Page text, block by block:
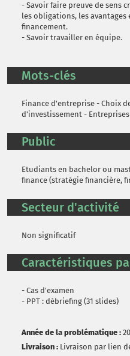
- Savoir faire preuve de sens
les obligations, les
financement.
- Savoir travailler en équipe.
Mots-clés
Finance d'entreprise - Choix
d'investissement -
Public
Etudiants en bachelor ou
finance (stratégie financière,
Secteur d'activité
Non significatif
Caractéristiques
- Cas d'examen
- PPT : débriefing (31 slides)
Année de la problématique :
Livraison : Livraison par lien